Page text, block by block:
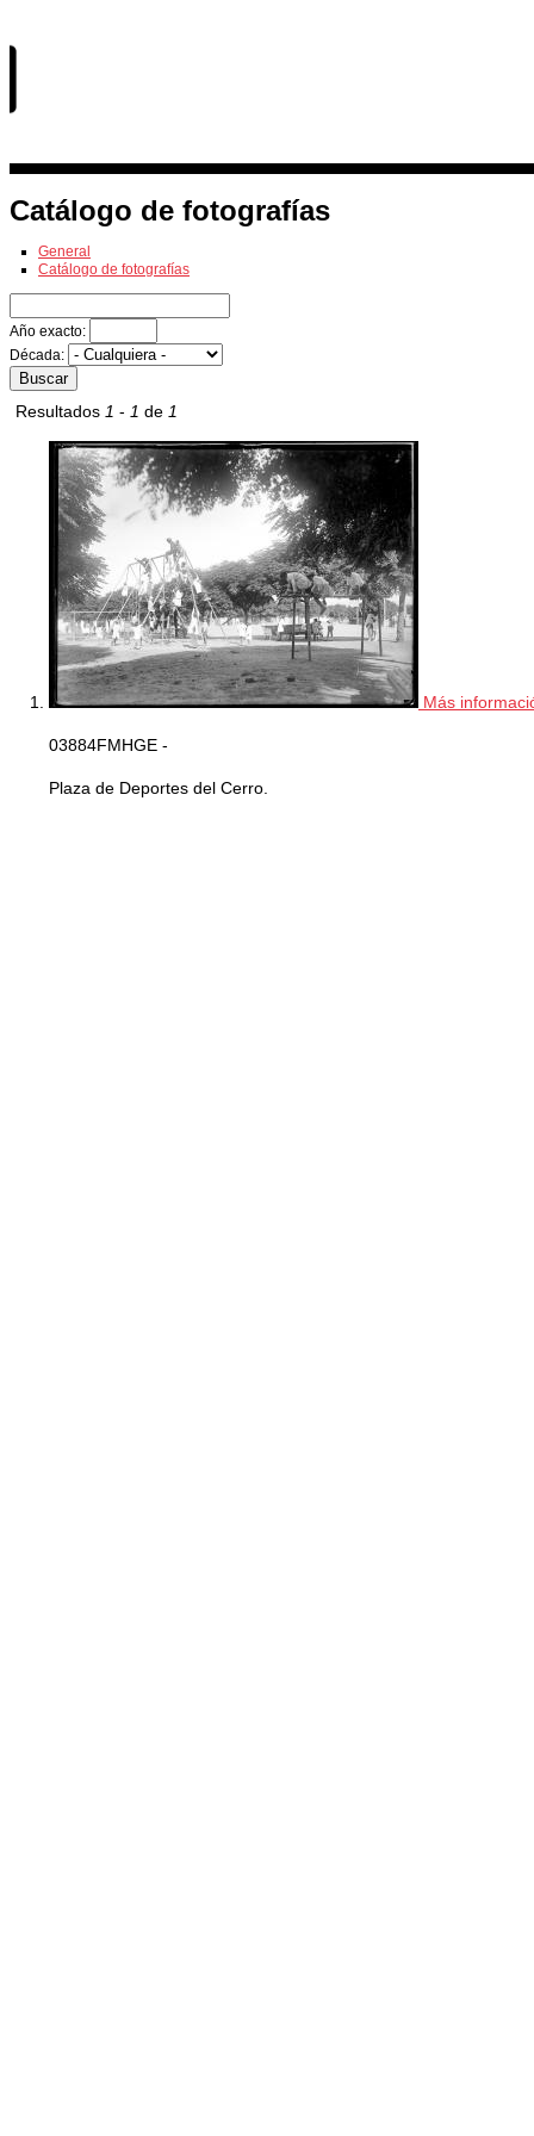
Catálogo de fotografías
General
Catálogo de fotografías
Año exacto:
Década:
Resultados 1 - 1 de 1
Más
03884FMHGE -
Plaza de Deportes del Cerro.